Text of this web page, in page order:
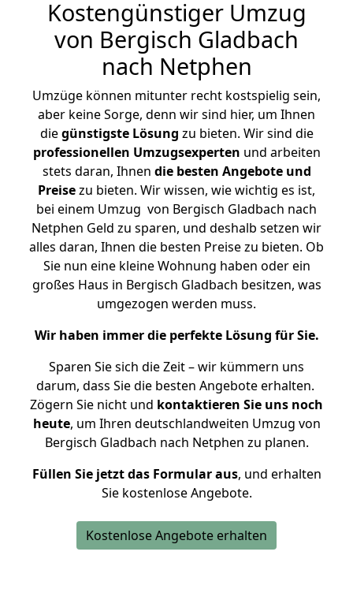
Kostengünstiger Umzug
von Bergisch Gladbach
nach Netphen
Umzüge können mitunter recht kostspielig sein,
aber keine Sorge, denn wir sind hier, um Ihnen
diegünstigste Lösung zu bieten. Wir sind die
professionellen Umzugsexperten und arbeiten
stets daran, Ihnen die besten Angebote und
Preisezu bieten. Wir wissen, wie wichtig es ist,
bei einem Umzug von Bergisch Gladbach nach
Netphen Geld zu sparen, und deshalb setzen wir
alles daran, Ihnen die besten Preise zu bieten. Ob
Sie nun eine kleine Wohnung haben oder ein
großes Haus in Bergisch Gladbach besitzen, was
umgezogen werden muss.
Wir haben immer die perfekte Lösung für Sie.
Sparen Sie sich die Zeit – wir kümmern uns
darum, dass Sie die besten Angebote erhalten.
Zögern Sie nicht und kontaktieren Sie uns noch
heute, um Ihren deutschlandweiten Umzug von
Bergisch Gladbach nach Netphen zu planen.
Füllen Sie jetzt das Formular aus, und erhalten
Sie kostenlose Angebote.
Kostenlose Angebote erhalten